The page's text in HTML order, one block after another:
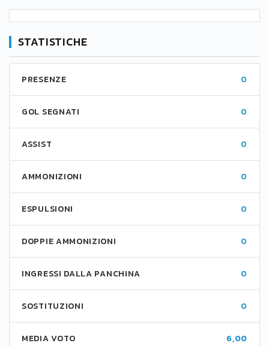
STATISTICHE
PRESENZE 0
GOL SEGNATI 0
ASSIST 0
AMMONIZIONI 0
ESPULSIONI 0
DOPPIE AMMONIZIONI 0
INGRESSI DALLA PANCHINA 0
SOSTITUZIONI 0
MEDIA VOTO 6,00